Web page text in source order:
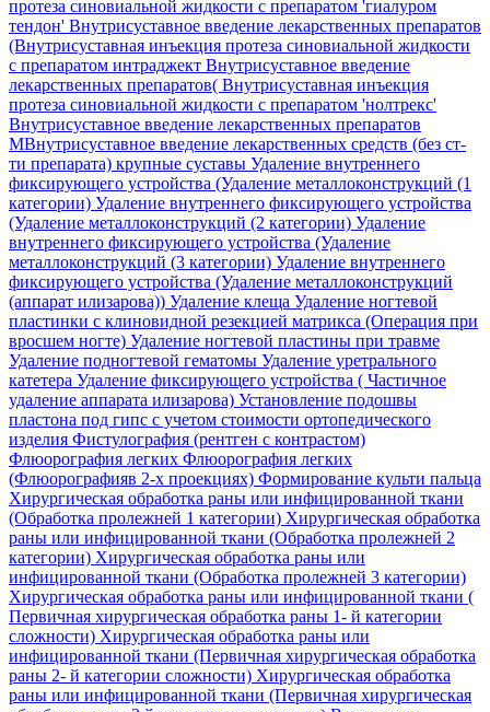
протеза синовиальной жидкости с препаратом 'гиалуром
тендон' Внутрисуставное введение лекарственных препаратов
(Внутрисуставная инъекция протеза синовиальной жидкости
с препаратом интраджект Внутрисуставное введение
лекарственных препаратов( Внутрисуставная инъекция
протеза синовиальной жидкости с препаратом 'нолтрекс'
Внутрисуставное введение лекарственных препаратов
МВнутрисуставное введение лекарственных средств (без ст-
ти препарата) крупные суставы Удаление внутреннего
фиксирующего устройства (Удаление металлоконструкций (1
категории) Удаление внутреннего фиксирующего устройства
(Удаление металлоконструкций (2 категории) Удаление
внутреннего фиксирующего устройства (Удаление
металлоконструкций (3 категории) Удаление внутреннего
фиксирующего устройства (Удаление металлоконструкций
(аппарат илизарова)) Удаление клеща Удаление ногтевой
пластинки с клиновидной резекцией матрикса (Операция при
вросшем ногте) Удаление ногтевой пластины при травме
Удаление подногтевой гематомы Удаление уретрального
катетера Удаление фиксирующего устройства ( Частичное
удаление аппарата илизарова) Установление подошвы
пластона под гипс с учетом стоимости ортопедического
изделия Фистулография (рентген с контрастом)
Флюорография легких Флюорография легких
(Флюорографияв 2-х проекциях) Формирование культи пальца
Хирургическая обработка раны или инфицированной ткани
(Обработка пролежней 1 категории) Хирургическая обработка
раны или инфицированной ткани (Обработка пролежней 2
категории) Хирургическая обработка раны или
инфицированной ткани (Обработка пролежней 3 категории)
Хирургическая обработка раны или инфицированной ткани (
Первичная хирургическая обработка раны 1- й категории
сложности) Хирургическая обработка раны или
инфицированной ткани (Первичная хирургическая обработка
раны 2- й категории сложности) Хирургическая обработка
раны или инфицированной ткани (Первичная хирургическая